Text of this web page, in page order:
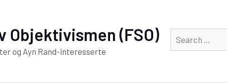
Objektivismen (FSO)
og Ayn Rand-interesserte